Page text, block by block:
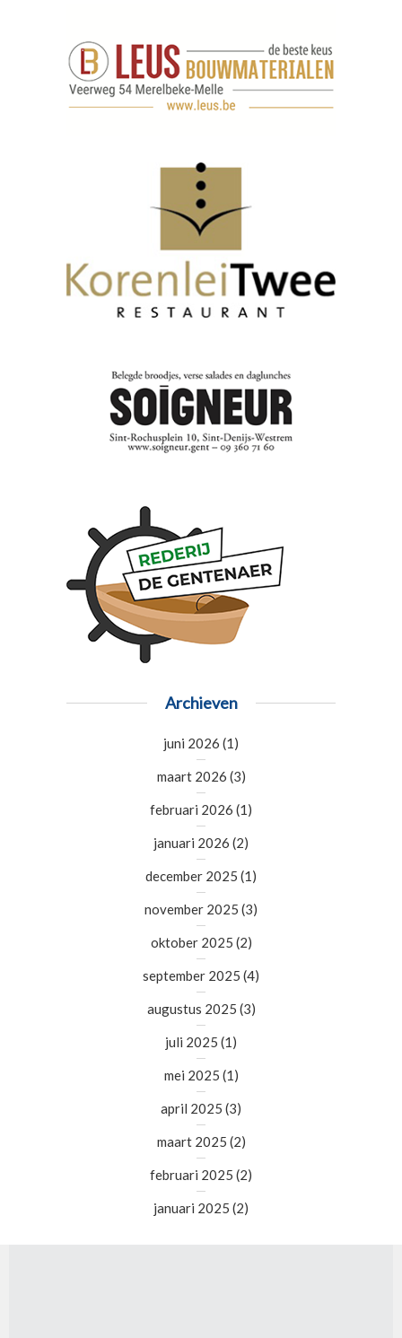
Archieven
juni 2026 (1)
maart 2026 (3)
februari 2026 (1)
januari 2026 (2)
december 2025 (1)
november 2025 (3)
oktober 2025 (2)
september 2025 (4)
augustus 2025 (3)
juli 2025 (1)
mei 2025 (1)
april 2025 (3)
maart 2025 (2)
februari 2025 (2)
januari 2025 (2)